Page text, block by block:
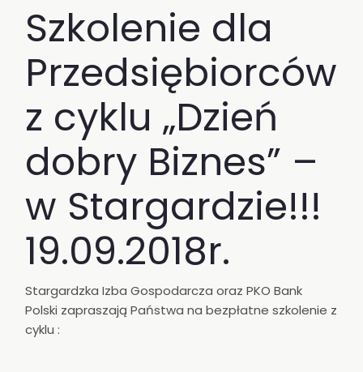
Szkolenie dla
Przedsiębiorców
z cyklu „Dzień
dobry Biznes” –
w Stargardzie!!!
19.09.2018r.
Stargardzka Izba Gospodarcza oraz PKO Bank
Polski zapraszają Państwa na bezpłatne szkolenie z
cyklu :